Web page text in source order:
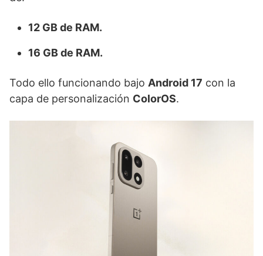
12 GB de RAM.
16 GB de RAM.
Todo ello funcionando bajo Android 17 con la
capa de personalización ColorOS.